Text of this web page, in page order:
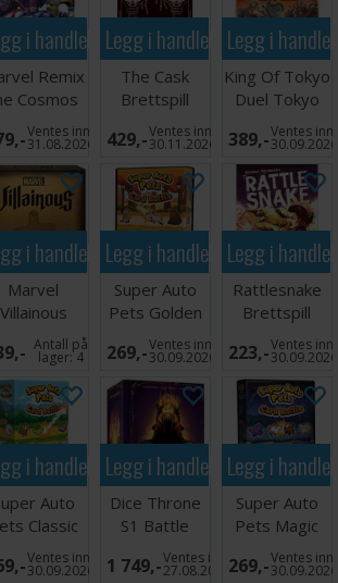
i handlekurven
Remix
Cosmos
Kortspill
Ventes inn
31.08.2026
Legg i handlekurven
The Cask
Brettspill
429,-Ventes inn
30.11.2026
Legg i
King Of Tokyo
Duel Tokyo
Bay Brettspill
389,-Ventes inn
30.09.2026
i handlekurven
Marvel
Villainous
Power
SVENSK
Antall på
lager:4
Legg i handlekurven
Super Auto
Pets Golden
Pack Kortspill
269,-Ventes inn
30.09.2026
Legg i
Rattlesnake
Brettspill
223,-Ventes inn
30.09.2026
i handlekurven
Auto
Classic
Kortspill
Ventes inn
30.09.2026
Legg i handlekurven
Dice Throne
S1 Battle
Chest
Brettspill
1 749,-Ventes inn
27.08.2026
Legg i
Super Auto
Pets Magic
Pack Kortspill
269,-Ventes inn
30.09.2026